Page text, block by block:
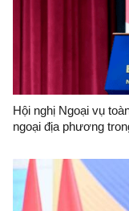
Hội nghị Ngoại vụ
ngoại địa phương